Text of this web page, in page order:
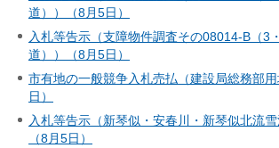
道））（8月5日）
入札等告示（支障物件調査その08014-B（3
道））（8月5日）
市有地の一般競争入札売払（建設局総務部
日）
入札等告示（新琴似・安春川・新琴似北流雪
（8月5日）